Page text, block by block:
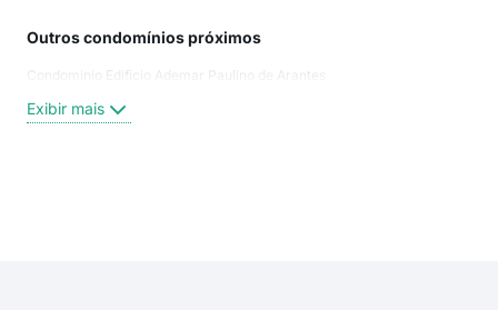
Outros condomínios próximos
Condominio Edificio Ademar Paulino de Arantes
Exibir mais